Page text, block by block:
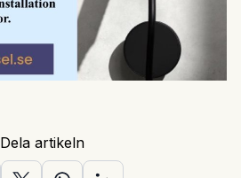
Dela artikeln